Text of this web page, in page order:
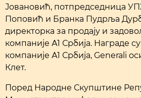
Јовановић, потпредседница
Поповић и Бранка Пудрља
директорка за продају и
компаније А1 Србија. Награде
компаније А1 Србија, Generali
Клет.
Поред Народне Скупштине